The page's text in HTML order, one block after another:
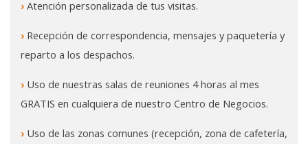
› Atención personalizada de tus visitas.
› Recepción de correspondencia, mensajes y paquetería y
reparto a los despachos.
› Uso de nuestras salas de reuniones 4 horas al mes
GRATIS en cualquiera de nuestro Centro de Negocios.
› Uso de las zonas comunes (recepción, zona de cafetería,